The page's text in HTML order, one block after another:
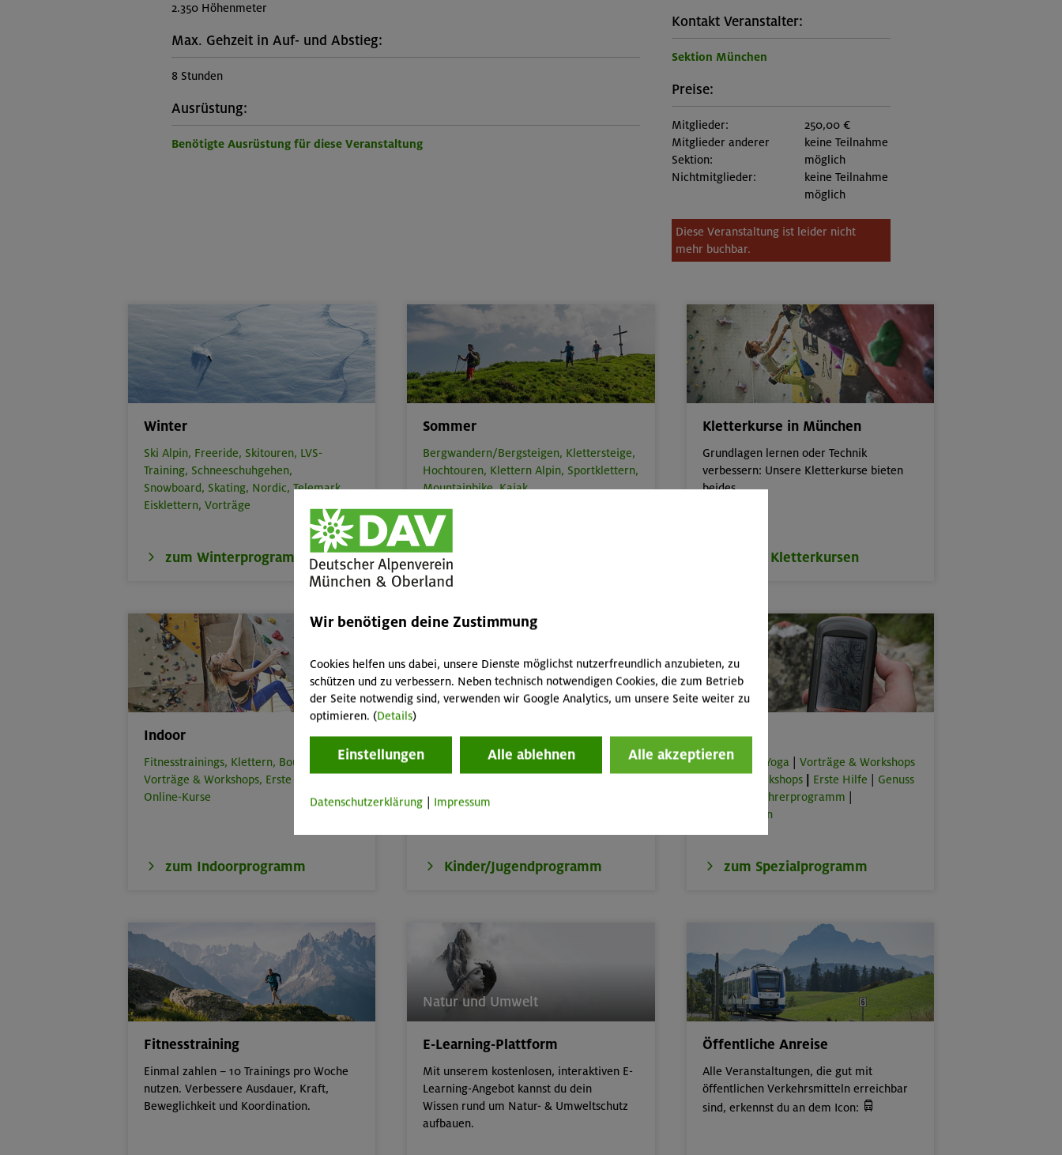
2.350 Höhenmeter
Max. Gehzeit in Auf- und Abstieg:
8 Stunden
Ausrüstung:
Benötigte Ausrüstung für diese Veranstaltung
Kontakt Veranstalter:
Sektion München
Preise:
Mitglieder:
250,00 €
Mitglieder anderer
Sektion:
keine Teilnahme
möglich
Nichtmitglieder:
keine Teilnahme
möglich
Diese Veranstaltung ist leider nicht
mehr buchbar.
Winter
Ski Alpin, Freeride, Skitouren, LVS-
Training, Schneeschuhgehen,
Snowboard, Skating, Nordic, Telemark,
Eisklettern, Vorträge
zum Winterprogramm
Sommer
Bergwandern/Bergsteigen, Klettersteige,
Hochtouren, Klettern Alpin, Sportklettern,
Mountainbike, Kajak
Sommerprogramm
Kletterkurse in München
Grundlagen lernen oder Technik
verbessern: Unsere Kletterkurse bieten
beides.
zu den Kletterkursen
Indoor
Fitnesstrainings, Klettern, Bouldern,
Vorträge & Workshops, Erste Hilfe,
Online-Kurse
zum Indoorprogramm
Kinder, Jugend & Familie
Abenteuer- & Erlebnis-Freizeiten,
17, Familienkurse, -touren und -freizeiten
Kinder/Jugendprogramm
Spezial
Workouts & Yoga
Vorträge & Workshops
Online-Workshops Erste Hilfe
Genuss
Bergführerprogramm
Arbeitstouren
zum Spezialprogramm
Fitnesstraining
Einmal zahlen – 10 Trainings pro Woche
nutzen. Verbessere Ausdauer, Kraft,
Beweglichkeit und Koordination.
Natur und Umwelt
E-Learning-Plattform
Mit unserem kostenlosen, interaktiven E-
Learning-Angebot kannst du dein
Wissen rund um Natur- & Umweltschutz
aufbauen.
Öffentliche Anreise
Alle Veranstaltungen, die gut mit
öffentlichen Verkehrsmitteln erreichbar
sind, erkennst du an dem Icon: 
Wir benötigen deine Zustimmung
Cookies helfen uns dabei, unsere Dienste möglichst nutzerfreundlich anzubieten, zu
schützen und zu verbessern. Neben technisch notwendigen Cookies, die zum Betrieb
der Seite notwendig sind, verwenden wir Google Analytics, um unsere Seite weiter zu
optimieren. (Details)
Einstellungen Alle ablehnen Alle akzeptieren
Datenschutzerklärung Impressum